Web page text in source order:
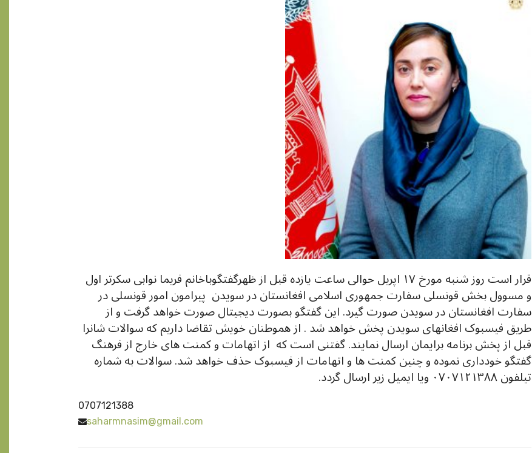
قرار است روز شنبه مورخ ۱۷ اپریل حوالی ساعت يازده قبل از ظهرگفتگوباخانم فریما نوابی سکرتر اول
و مسوول بخش قونسلی سفارت جمهوری اسلامی افغانستان در سویدن پیرامون امور قونسلی در
سفارت افغانستان در سویدن صورت گیرد. این گفتگو بصورت دیجیتال صورت خواهد گرفت و از
طریق فیسبوک افغانهای سویدن پخش خواهد شد . از هموطنان خویش تقاضا داریم که سوالات شانرا
قبل از پخش برنامه برايمان ارسال نمايند. گفتنی است که از اتهامات و کمنت های خارج از فرهنگ
گفتگو خودداری نموده و چنین کمنت ها و اتهامات از فیسبوک حذف خواهد شد. سوالات به شماره
تيلفون ۰۷۰۷۱۲۱۳۸۸ ویا ایمیل زیر ارسال گردد.
0707121388
saharmnasim@gmail.com